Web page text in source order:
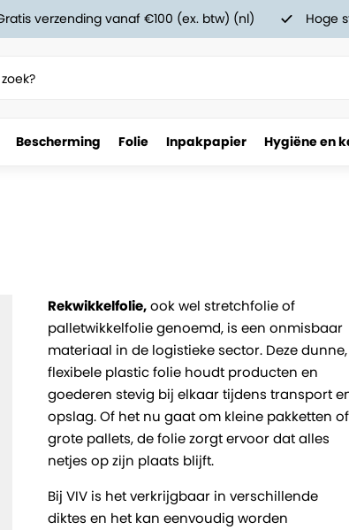
verzending vanaf €100 (ex. btw) (nl) Hoge
Bescherming Folie Inpakpapier Hygiëne en
Rekwikkelfolie,ook wel stretchfolie of
palletwikkelfolie genoemd, is een onmisbaar
materiaal in de logistieke sector. Deze dunne,
flexibele plastic folie houdt producten en
goederen stevig bij elkaar tijdens transport
opslag. Of het nu gaat om kleine pakketten of
grote pallets, de folie zorgt ervoor dat alles
netjes op zijn plaats blijft.
Bij VIV is het verkrijgbaar in verschillende
diktes en het kan eenvoudig worden